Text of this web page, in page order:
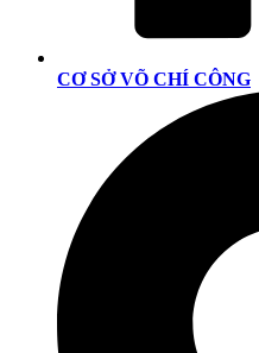
CƠ SỞ VÕ CHÍ CÔNG